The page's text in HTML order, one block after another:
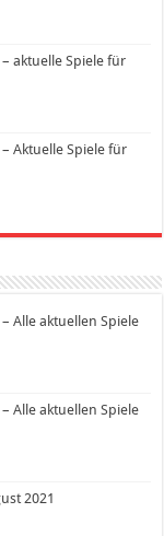
aktuelle Spiele für
Aktuelle Spiele für
Alle aktuellen Spiele
Alle aktuellen Spiele
2021